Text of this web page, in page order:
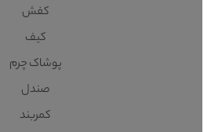
کفش
کیف
پوشاک چرم
صندل
کمربند